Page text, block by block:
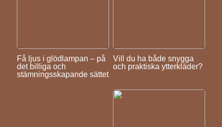
Få ljus i glödlampan – på
det billiga och
stämningsskapande sättet
Vill du ha både snygga
och praktiska ytterkläder?